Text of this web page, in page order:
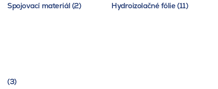
Spojovací materiál (2) Hydroizolačné fólie (11)
(3)